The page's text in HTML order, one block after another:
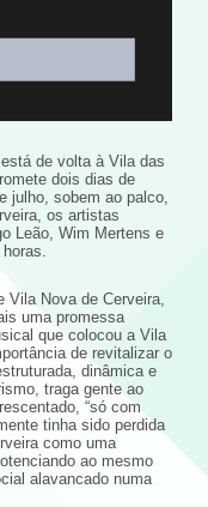
de volta à Vila das
dois dias de
julho, sobem ao palco,
os artistas
Leão, Wim Mertens e
Vila Nova de Cerveira,
uma promessa
que colocou a Vila
de revitalizar o
dinâmica e
traga gente ao
“só com
tinha sido perdida
como uma
ao mesmo
alavancado numa